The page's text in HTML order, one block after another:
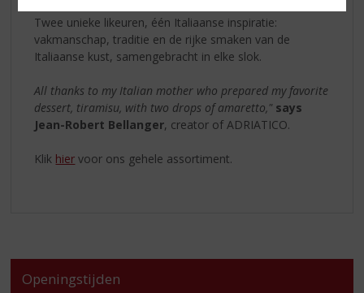
Twee unieke likeuren, één Italiaanse inspiratie:
vakmanschap, traditie en de rijke smaken van de
Italiaanse kust, samengebracht in elke slok.
All thanks to my Italian mother who prepared my favorite
dessert, tiramisu, with two drops of amaretto," says
Jean-Robert Bellanger, creator of ADRIATICO.
Klik hier voor ons gehele assortiment.
Openingstijden